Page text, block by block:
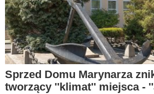
Sprzed Domu Marynarza
tworzący ''klimat'' miejsca -